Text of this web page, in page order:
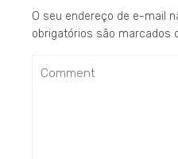
O seu endereço de e-mail
obrigatórios são marcados